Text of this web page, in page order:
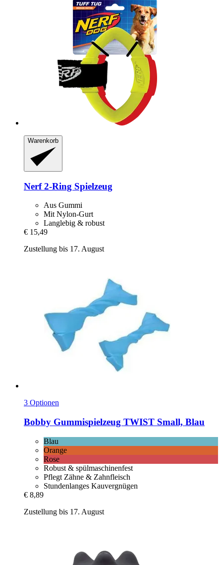
Warenkorb
Nerf2-​Ring Spielzeug
Aus Gummi
Mit Nylon-Gurt
Langlebig & robust
€ 15,49
Zustellung bis 17. August
3 Optionen
Bobby Gummispielzeug TWIST Small, Blau
Blau
Orange
Rose
Robust & spülmaschinenfest
Pflegt Zähne & Zahnfleisch
Stundenlanges Kauvergnügen
€ 8,89
Zustellung bis 17. August